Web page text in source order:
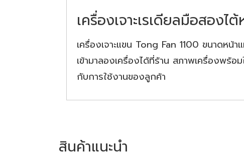
เครื่องเจาะเรเดียลมือสองไ
เครื่องเจาะแขน Tong Fan 1100 ขนาดห
เข้ามาลองเครื่องได้ที่ร้าน สภาพเครื่องพร้อ
กับการใช้งานของลูกค้า
สินค้าแนะนำ